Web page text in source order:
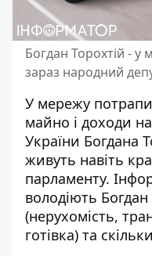
Богдан Торохтій -
зараз народний
У мережу
майно і доходи
України Богдана
живуть навіть
парламенту.
володіють
(нерухомість,
готівка) та